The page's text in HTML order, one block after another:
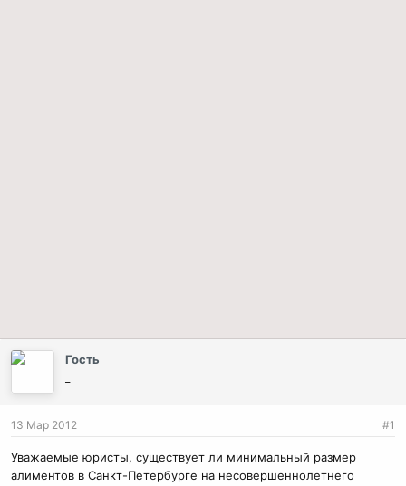
Гость
13 Мар 2012 #1
Уважаемые юристы, существует ли минимальный размер
алиментов в Санкт-Петербурге на несовершеннолетнего